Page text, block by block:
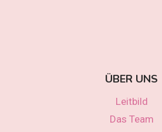
ÜBER UNS
Leitbild
Das Team